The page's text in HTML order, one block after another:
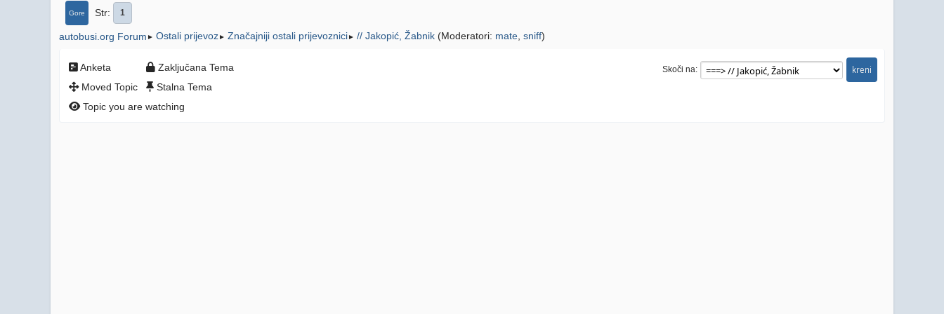
Gore Str 1
autobusi.org Forum ► Ostali prijevoz► Značajniji ostali prijevoznici► // Jakopić, Žabnik (Moderatori: mate sniff)
Skoči na
Anketa
Moved Topic
Zaključana Tema
Stalna Tema
Topic you are watching